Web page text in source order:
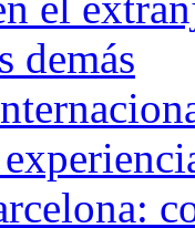
demás